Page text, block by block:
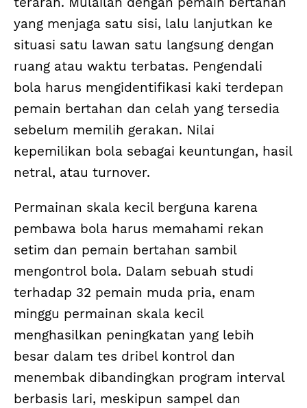
yang menjaga satu sisi, lalu lanjutkan ke
situasi satu lawan satu langsung dengan
ruang atau waktu terbatas. Pengendali
bola harus mengidentifikasi kaki terdepan
pemain bertahan dan celah yang tersedia
sebelum memilih gerakan. Nilai
kepemilikan bola sebagai keuntungan, hasil
netral, atau turnover.
Permainan skala kecil berguna karena
pembawa bola harus memahami rekan
setim dan pemain bertahan sambil
mengontrol bola. Dalam sebuah studi
terhadap 32 pemain muda pria, enam
minggu permainan skala kecil
menghasilkan peningkatan yang lebih
besar dalam tes dribel kontrol dan
menembak dibandingkan program interval
berbasis lari, meskipun sampel dan